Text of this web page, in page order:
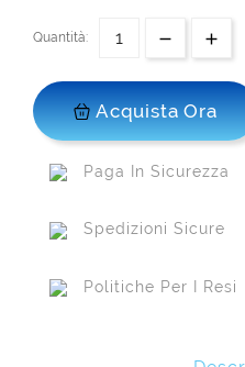
Quantità:
Acquista Ora
Paga In Sicurezza
Spedizioni Sicure
Politiche Per I Resi